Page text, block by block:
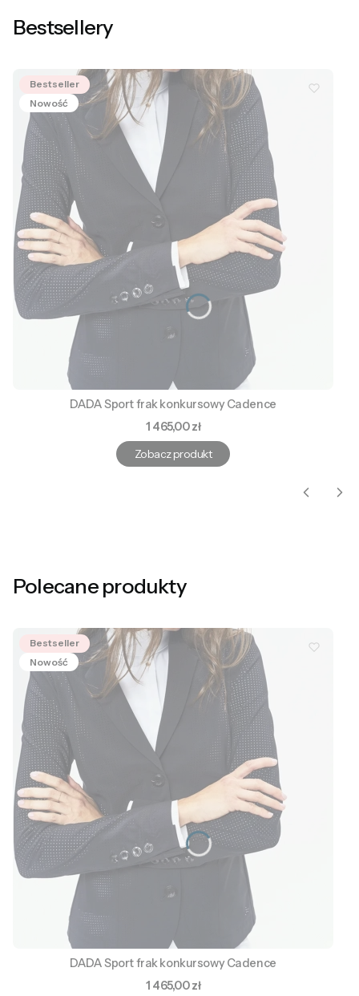
Bestsellery
Bestseller
Nowość
DADA Sport frak konkursowy Cadence
Cena
1 465,00 zł
Zobacz produkt
Polecane produkty
Bestseller
Nowość
DADA Sport frak konkursowy Cadence
Cena
1 465,00 zł